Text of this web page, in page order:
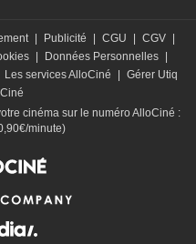
Publicité CGU CGV
Données Personnelles
Les services AlloCiné
Gérer Utiq
cinéma sur le numéro AlloCiné :
minute)